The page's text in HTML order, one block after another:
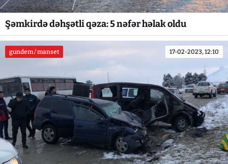
Şəmkirdə dəhşətli qəza: 5 nəfər həlak oldu
gundem / manset 17-02-2023, 12:10